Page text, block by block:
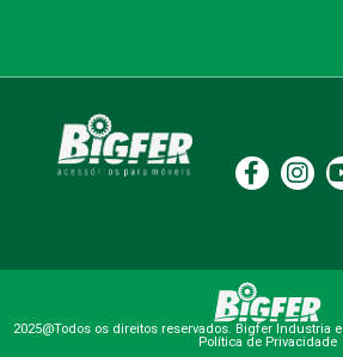
2025@Todos os direitos reservados. Bigfer Industria
Política de Privacidade